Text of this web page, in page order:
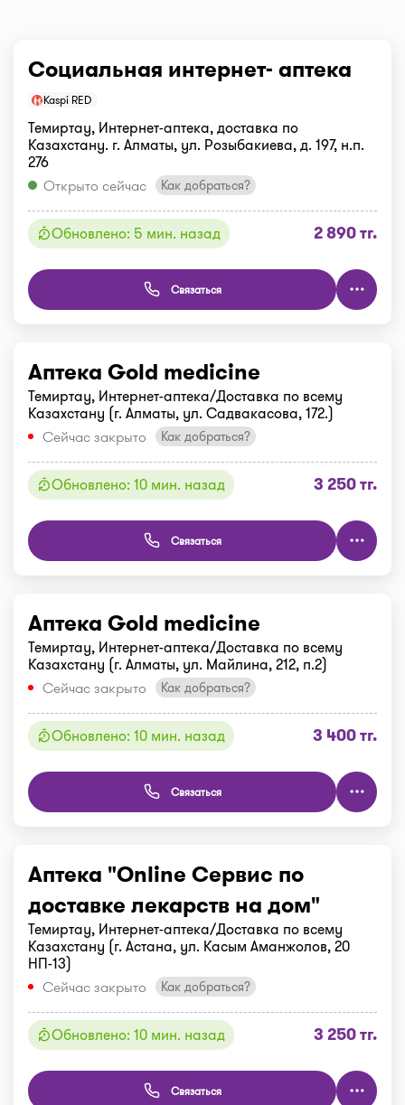
Социальная интернет- аптека
Kaspi RED
Темиртау, Интернет-аптека, доставка по
Казахстану. г. Алматы, ул. Розыбакиева, д. 197, н.п.
276
Открыто сейчас
Как добраться?
Обновлено: 5 мин. назад 2 890 тг.
Связаться
Аптека Gold medicine
Темиртау, Интернет-аптека/Доставка по всему
Казахстану (г. Алматы, ул. Садвакасова, 172.)
Сейчас закрыто
Как добраться?
Обновлено: 10 мин. назад 3 250 тг.
Связаться
Аптека Gold medicine
Темиртау, Интернет-аптека/Доставка по всему
Казахстану (г. Алматы, ул. Майлина, 212, п.2)
Сейчас закрыто
Как добраться?
Обновлено: 10 мин. назад 3 400 тг.
Связаться
Аптека "Online Сервис по
доставке лекарств на дом"
Темиртау, Интернет-аптека/Доставка по всему
Казахстану (г. Астана, ул. Касым Аманжолов, 20
НП-13)
Сейчас закрыто
Как добраться?
Обновлено: 10 мин. назад 3 250 тг.
Связаться